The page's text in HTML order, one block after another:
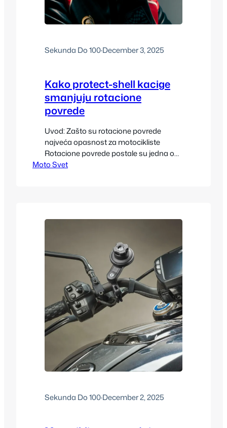
Sekunda Do 100·December 3, 2025
Kako protect-shell kacige
smanjuju rotacione
povrede
Uvod: Zašto su rotacione povrede
najveća opasnost za motocikliste
Rotacione povrede postale su jedna od
najčešćih i najopasnijih vrsta povreda
potresa mozga, oštećenja tkiva i
Upravo zbog toga razvijen…
Moto Svet
Sekunda Do 100·December 2, 2025